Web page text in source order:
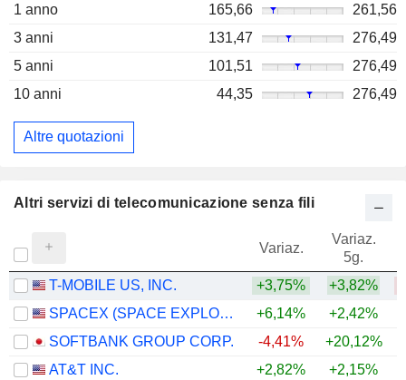
1 anno
165,66
261,56
3 anni
131,47
276,49
5 anni
101,51
276,49
10 anni
44,35 276,49
Altre quotazioni
Altri servizi di telecomunicazione senza fili
Variaz.
Variaz.
5g.
T-MOBILE US, INC. +3,75% +3,82%
SPACEX (SPACE EXPLORATION TECHNOLOGIES)
+6,14%
+2,42%
SOFTBANK GROUP CORP.
-4,41% +20,12%
AT&T INC.
+2,82% +2,15%